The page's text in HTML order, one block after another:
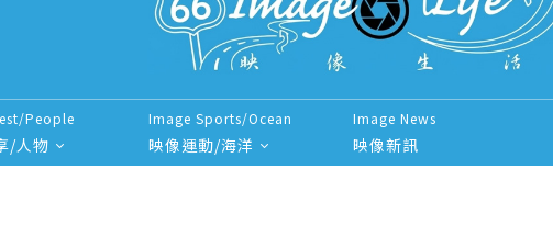
People
/人物
Image Sports/Ocean
映像運動/海洋
Image News
映像新訊